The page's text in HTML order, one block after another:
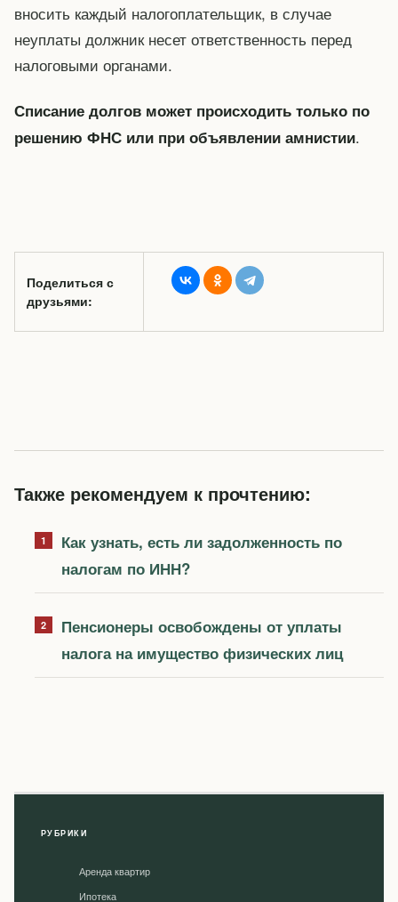
вносить каждый налогоплательщик, в случае
неуплаты должник несет ответственность перед
налоговыми органами.
Списание долгов может происходить только по
решению ФНС или при объявлении амнистии.
Поделиться с
друзьями:
Также рекомендуем к прочтению:
Как узнать, есть ли задолженность по
налогам по ИНН?
Пенсионеры освобождены от уплаты
налога на имущество физических лиц
РУБРИКИ
Аренда квартир
Ипотека